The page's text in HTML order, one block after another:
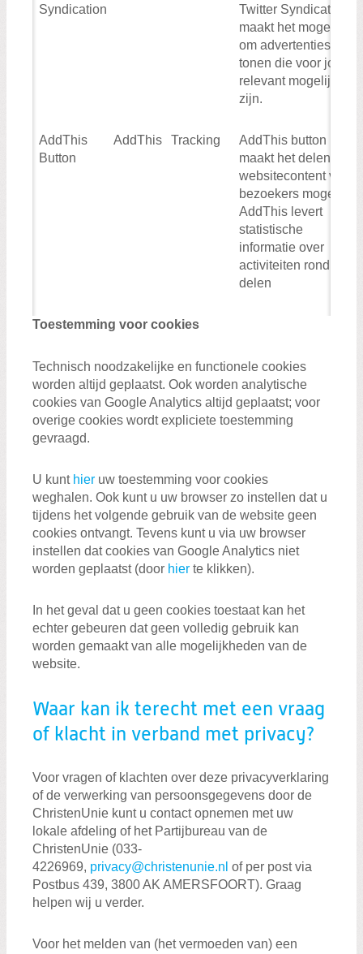
Syndication
Twitter Syndication
maakt het mogelijk
om advertenties te
tonen die voor jou zo
relevant mogelijk
zijn.
AddThis
Button
AddThis Tracking
AddThis button
maakt het delen van
websitecontent voor
bezoekers mogelijk.
AddThis levert
statistische
informatie over
activiteiten rond het
delen
Toestemming voor cookies
Technisch noodzakelijke en functionele cookies
worden altijd geplaatst. Ook worden analytische
cookies van Google Analytics altijd geplaatst; voor
overige cookies wordt expliciete toestemming
gevraagd.
U kunt hier uw toestemming voor cookies
weghalen. Ook kunt u uw browser zo instellen dat u
tijdens het volgende gebruik van de website geen
cookies ontvangt. Tevens kunt u via uw browser
instellen dat cookies van Google Analytics niet
worden geplaatst (door hier te klikken).
In het geval dat u geen cookies toestaat kan het
echter gebeuren dat geen volledig gebruik kan
worden gemaakt van alle mogelijkheden van de
website.
Waar kan ik terecht met een vraag
of klacht in verband met privacy?
Voor vragen of klachten over deze privacyverklaring
of de verwerking van persoonsgegevens door de
ChristenUnie kunt u contact opnemen met uw
lokale afdeling of het Partijbureau van de
ChristenUnie (033-
4226969, privacy@christenunie.nl of per post via
Postbus 439, 3800 AK AMERSFOORT). Graag
helpen wij u verder.
Voor het melden van (het vermoeden van) een